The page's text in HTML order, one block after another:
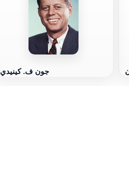
جون ف. كينيدي